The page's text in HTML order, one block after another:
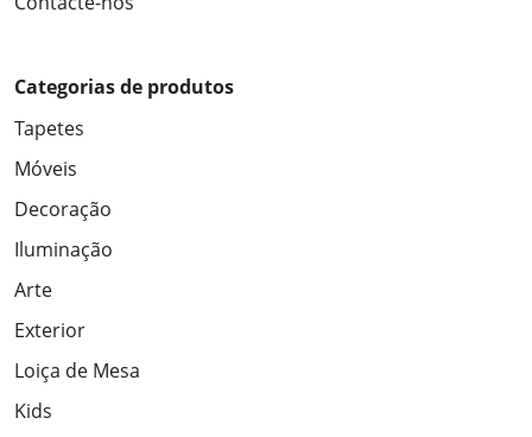
Categorias de produtos
Tapetes
Móveis
Decoração
Iluminação
Arte
Exterior
Loiça de Mesa
Kids